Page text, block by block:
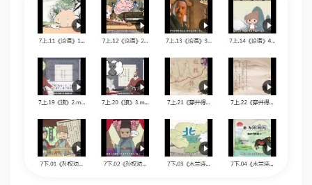
高三语文谢欣然古诗文现代文作文课